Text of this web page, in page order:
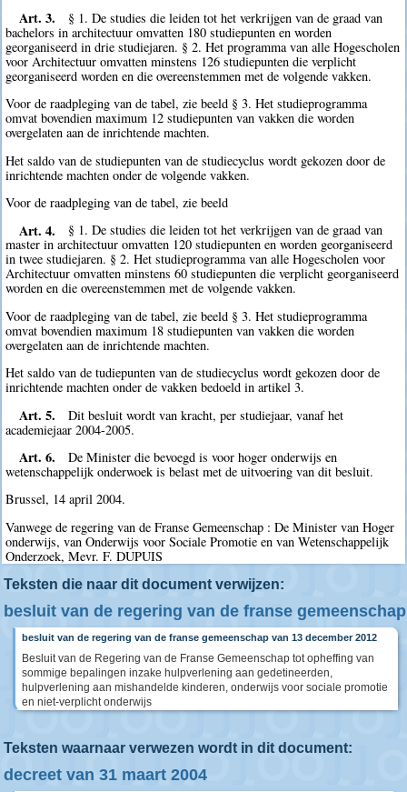
Art. 3.
§ 1. De studies die leiden tot het verkrijgen van de graad van
bachelors in architectuur omvatten 180 studiepunten en worden
georganiseerd in drie studiejaren. § 2. Het programma van alle Hogescholen
voor Architectuur omvatten minstens 126 studiepunten die verplicht
georganiseerd worden en die overeenstemmen met de volgende vakken.
Voor de raadpleging van de tabel, zie beeld § 3. Het studieprogramma
omvat bovendien maximum 12 studiepunten van vakken die worden
overgelaten aan de inrichtende machten.
Het saldo van de studiepunten van de studiecyclus wordt gekozen door de
inrichtende machten onder de volgende vakken.
Voor de raadpleging van de tabel, zie beeld
Art. 4.
§ 1. De studies die leiden tot het verkrijgen van de graad van
master in architectuur omvatten 120 studiepunten en worden georganiseerd
in twee studiejaren. § 2. Het studieprogramma van alle Hogescholen voor
Architectuur omvatten minstens 60 studiepunten die verplicht georganiseerd
worden en die overeenstemmen met de volgende vakken.
Voor de raadpleging van de tabel, zie beeld § 3. Het studieprogramma
omvat bovendien maximum 18 studiepunten van vakken die worden
overgelaten aan de inrichtende machten.
Het saldo van de tudiepunten van de studiecyclus wordt gekozen door de
inrichtende machten onder de vakken bedoeld in artikel 3.
Art. 5.
Dit besluit wordt van kracht, per studiejaar, vanaf het
academiejaar 2004-2005.
Art. 6.
De Minister die bevoegd is voor hoger onderwijs en
wetenschappelijk onderwoek is belast met de uitvoering van dit besluit.
Brussel, 14 april 2004.
Vanwege de regering van de Franse Gemeenschap : De Minister van Hoger
onderwijs, van Onderwijs voor Sociale Promotie en van Wetenschappelijk
Onderzoek, Mevr. F. DUPUIS
Teksten die naar dit document verwijzen:
besluit van de regering van de franse gemeenschap
besluit van de regering van de franse gemeenschap van 13 december 2012
Besluit van de Regering van de Franse Gemeenschap tot opheffing van
sommige bepalingen inzake hulpverlening aan gedetineerden,
hulpverlening aan mishandelde kinderen, onderwijs voor sociale promotie
en niet-verplicht onderwijs
Teksten waarnaar verwezen wordt in dit document:
decreet van 31 maart 2004